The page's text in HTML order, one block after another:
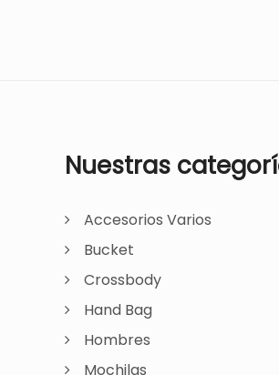
Nuestras
Accesorios Varios
Bucket
Crossbody
Hand Bag
Hombres
Mochilas